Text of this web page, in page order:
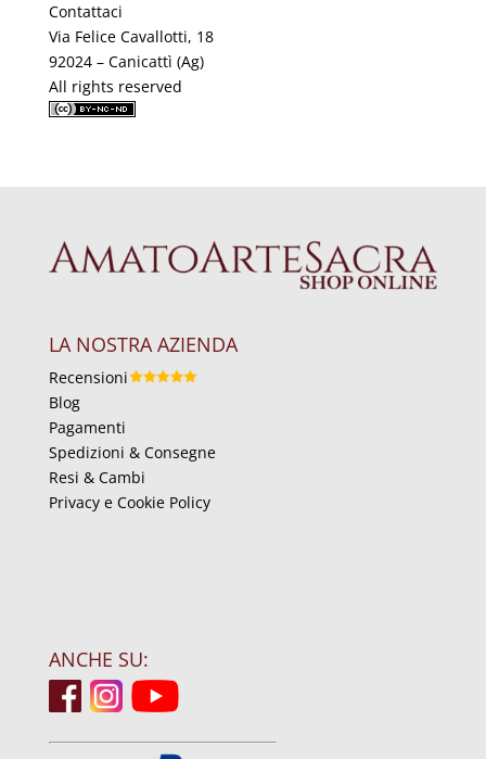
Contattaci
Via Felice Cavallotti, 18
92024 – Canicattì (Ag)
All rights reserved
LA NOSTRA AZIENDA
Recensioni
Blog
Pagamenti
Spedizioni & Consegne
Resi & Cambi
Privacy e Cookie Policy
ANCHE SU: